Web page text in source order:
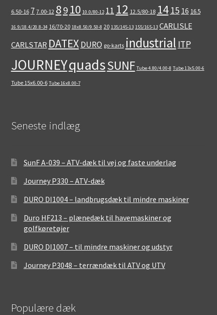
6.50-16 7 7.00-12 89 10 10.0/80-12 11 12 12.5/80-18 14 15 16 16.5
16.9/18.4/20.8-34 16/70-20 18x8.50/9.50-8 20 135/145-13 155/165-13 CARLISLE
CARLSTAR DATEX DURO go-karts industrial ITP
JOURNEYquadsSUNF Tube 4.80/4.00-8 Tube 13x5.00-6
Tube 15x6.00-6 Tube 16x8.00-7
Seneste indlæg
SunF A-039 – ATV-dæk til vej og faste underlag
Journey P330 – ATV-dæk
DURO DI1004 – landbrugsdæk til mindre maskiner
Duro HF213 – plænedæk til havemaskiner og
golfkøretøjer
DURO DI1007 – til mindre maskiner og udstyr
Journey P3048 – terrændæk til ATV og UTV
Populære dæk